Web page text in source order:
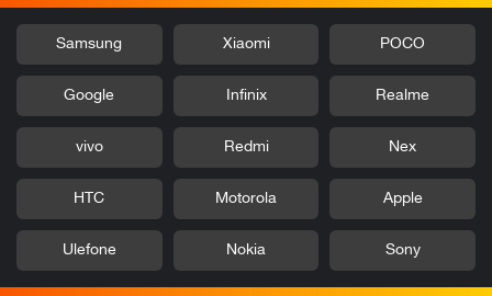
POCO
Xiaomi
Samsung
Realme
Infinix
Google
Nex
Redmi
vivo
Apple
Motorola
HTC
Sony
Nokia
Ulefone